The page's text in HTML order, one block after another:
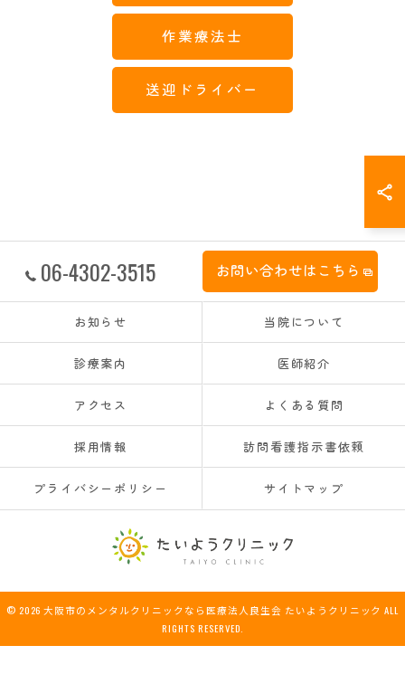
作業療法士
送迎ドライバー
06-4302-3515 お問い合わせはこちら
お知らせ 当院について
診療案内 医師紹介
アクセス よくある質問
採用情報 訪問看護指示書依頼
プライバシーポリシー サイトマップ
© 2026 大阪市のメンタルクリニックなら医療法人良生会 たいようクリニック ALL
RIGHTS RESERVED.